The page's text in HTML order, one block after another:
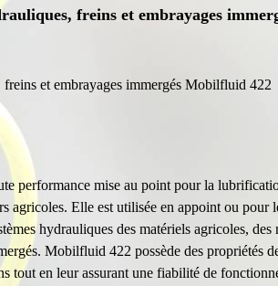
freins et embrayages
et embrayages immergés Mobilfluid 422
performance mise au point pour la
agricoles. Elle est utilisée en appoint ou pour
hydrauliques des matériels agricoles, des
Mobilfluid 422 possède des propriétés
tout en leur assurant une fiabilité de